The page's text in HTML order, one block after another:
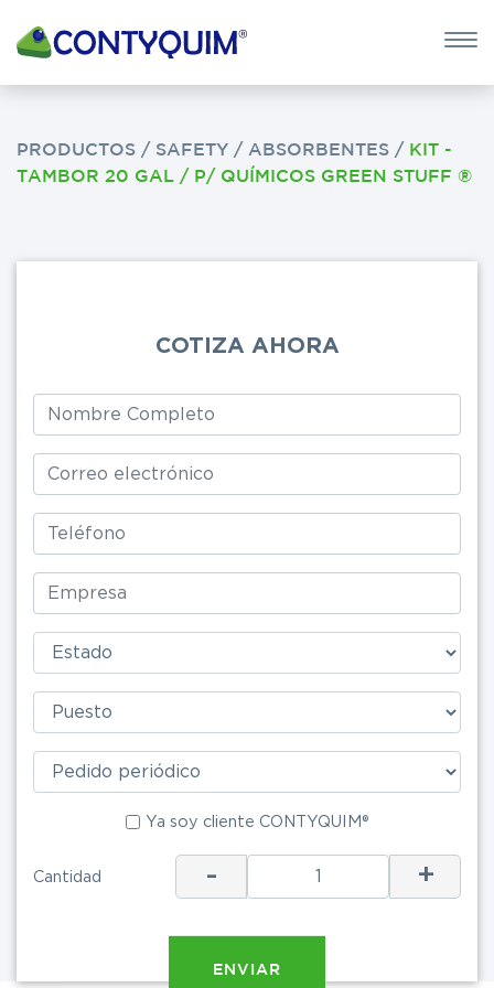
×
POTASA
Ya soy
PRODUCTOS / SAFETY / ABSORBENTES / KIT -
TAMBOR 20 GAL / P/ QUÍMICOS GREEN STUFF ®
COTIZA AHORA
Ya soy cliente CONTYQUIM®
Cantidad - +
ENVIAR